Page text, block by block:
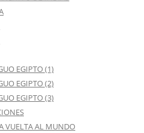
EGIPTO (1)
EGIPTO (2)
EGIPTO (3)
VUELTA AL MUNDO